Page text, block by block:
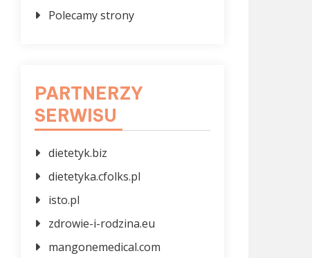
Polecamy strony
PARTNERZY
SERWISU
dietetyk.biz
dietetyka.cfolks.pl
isto.pl
zdrowie-i-rodzina.eu
mangonemedical.com